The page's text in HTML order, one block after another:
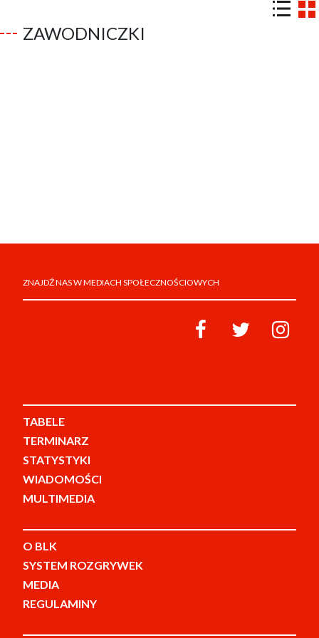
ZAWODNICZKI
ZNAJDŹ NAS W MEDIACH SPOŁECZNOŚCIOWYCH
TABELE
TERMINARZ
STATYSTYKI
WIADOMOŚCI
MULTIMEDIA
O BLK
SYSTEM ROZGRYWEK
MEDIA
REGULAMINY